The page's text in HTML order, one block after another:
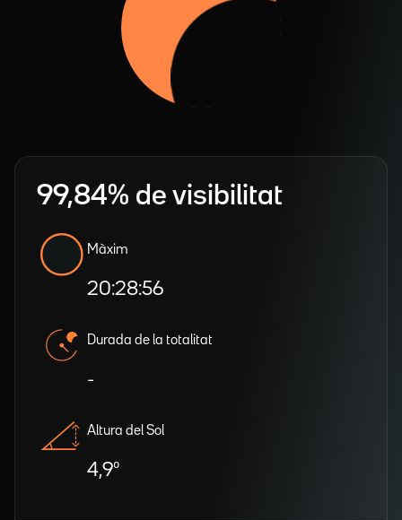
99,84% de visibilitat
Màxim
20:28:56
Durada de la totalitat
-
Altura del Sol
4,9º